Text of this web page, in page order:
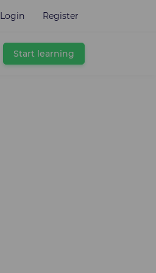
Login Register
Start learning